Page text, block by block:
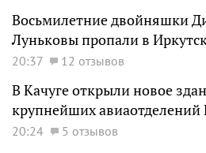
Восьмилетние двойняшки
Луньковы пропали в
20:37 12 отзывов
В Качуге открыли новое
крупнейших авиаотделений
20:24
5 отзывов